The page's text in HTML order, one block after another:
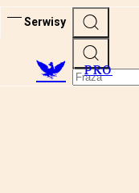
Serwisy
PRO